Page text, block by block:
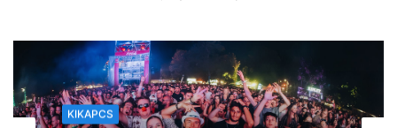
KIKAPCS
2026, augusztus 7. 11:53